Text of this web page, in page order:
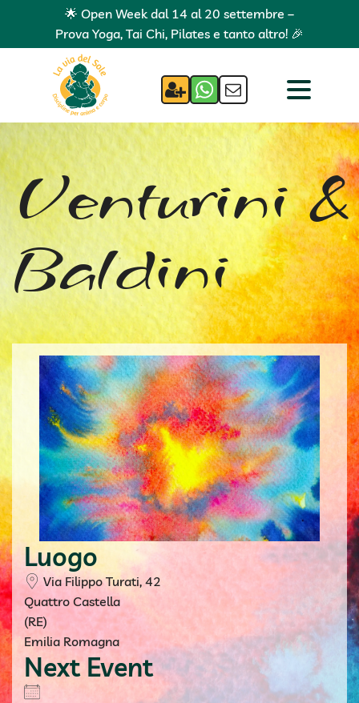
🌟 Open Week dal 14 al 20 settembre –
Prova Yoga, Tai Chi, Pilates e tanto altro! 🎉
Venturini &
Baldini
Luogo
Via Filippo Turati, 42
Quattro Castella
(RE)
Emilia Romagna
Next Event